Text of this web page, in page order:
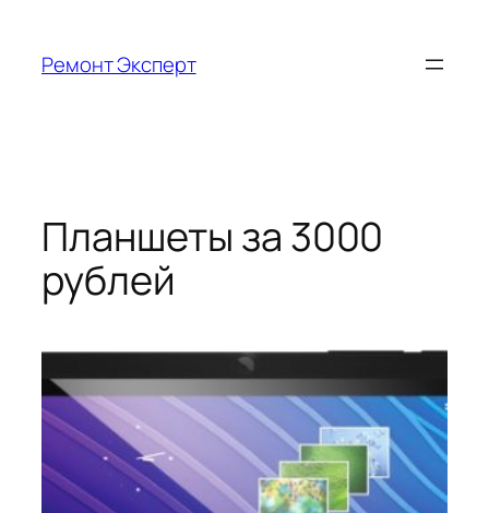
содержимому
Ремонт Эксперт
Планшеты за 3000
рублей